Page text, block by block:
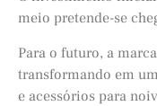
meio pretende-se
Para o futuro, a
transformando em
e acessórios para